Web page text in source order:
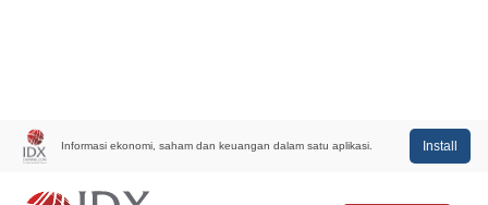
Informasi ekonomi, saham dan keuangan dalam satu aplikasi. Install